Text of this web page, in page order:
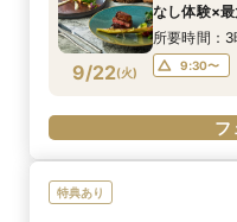
9/22(火)
なし体験×
所要時間：
9:30〜
フ
特典あり